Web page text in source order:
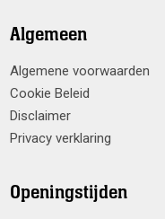
Algemeen
Algemene voorwaarden
Cookie Beleid
Disclaimer
Privacy verklaring
Openingstijden